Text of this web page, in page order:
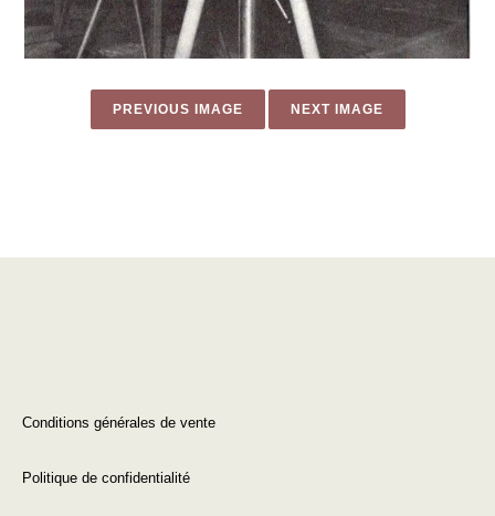
PREVIOUS IMAGE NEXT IMAGE
Conditions générales de vente
Politique de confidentialité